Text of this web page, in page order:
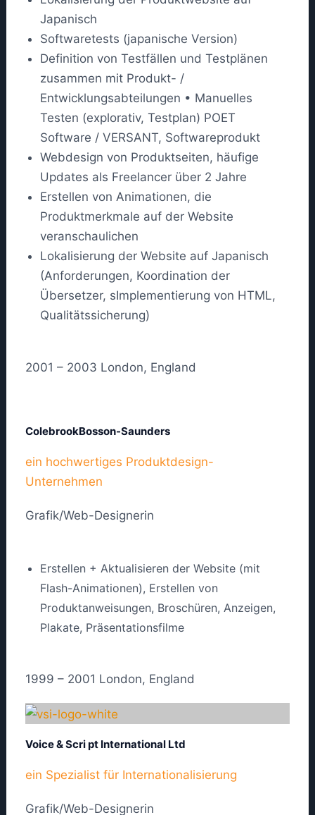
Japanisch
Softwaretests (japanische Version)
Definition von Testfällen und Testplänen
zusammen mit Produkt- /
Entwicklungsabteilungen • Manuelles
Testen (explorativ, Testplan) POET
Software / VERSANT, Softwareprodukt
Webdesign von Produktseiten, häufige
Updates als Freelancer über 2 Jahre
Erstellen von Animationen, die
Produktmerkmale auf der Website
veranschaulichen
Lokalisierung der Website auf Japanisch
(Anforderungen, Koordination der
Übersetzer, sImplementierung von HTML,
Qualitätssicherung)
2001 – 2003 London, England
ColebrookBosson-Saunders
ein hochwertiges Produktdesign-
Unternehmen
Grafik/Web-Designerin
Erstellen + Aktualisieren der Website (mit
Flash-Animationen), Erstellen von
Produktanweisungen, Broschüren, Anzeigen,
Plakate, Präsentationsfilme
1999 – 2001 London, England
Voice & Scri pt International Ltd
ein Spezialist für Internationalisierung
Grafik/Web-Designerin